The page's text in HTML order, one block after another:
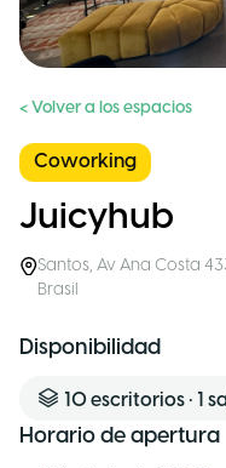
< Volver a los espacios
Coworking
Juicyhub
Santos, Av Ana Costa
Brasil
Disponibilidad
10escritorios • 1
Horario de apertura